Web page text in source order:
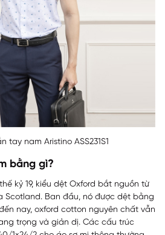
tay nam Aristino ASS231S1
bằng gì?
kỷ 19, kiểu dệt Oxford bắt nguồn từ
Scotland. Ban đầu, nó được dệt bằng
nay, oxford cotton nguyên chất vẫn
trọng và giản dị. Các cấu trúc